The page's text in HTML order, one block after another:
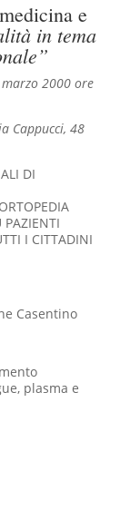
e
in tema
marzo 2000ore
Cappucci, 48
DI
PAZIENTI
I CITTADINI
Casentino
plasma e